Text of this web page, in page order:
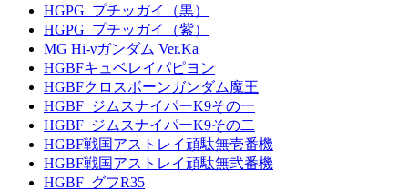
HGPG_プチッガイ（黒）
HGPG_プチッガイ（紫）
MG Hi-νガンダム Ver.Ka
HGBFキュベレイパピヨン
HGBFクロスボーンガンダム魔王
HGBF_ジムスナイパーK9その一
HGBF_ジムスナイパーK9その二
HGBF戦国アストレイ頑駄無壱番機
HGBF戦国アストレイ頑駄無弐番機
HGBF_グフR35